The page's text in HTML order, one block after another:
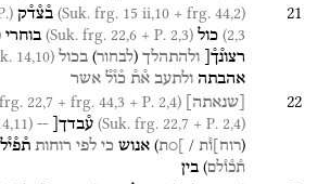
21
(Suk. frg. 15 ii,10 + frg. 44,2) ב֯צ֯ד֯ק
2,3) כול (Suk. frg. 22,6 + P. 2,3) בוחרי
רצונ֯ך֯[ ולהתהלך (לבחור) בכול (Suk. 14,10)
אהבתה ולתעב א֯ת֯ כ֯ו֯ל֯ אשר
22 שנאתה (Suk. frg. 22,7 + frg. 44,3 + P. 2,4)
(Suk. frg. 22,7 + P. 2,4) ע֯בדך[ --
(Suk. 14,11)
(רוח]ו֯ת / ]○ת) אנוש כי לפי רוחות
ת֯כ֯ו֯לם) בין